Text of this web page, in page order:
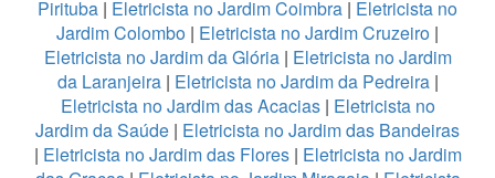
Pirituba | Eletricista no Jardim Coimbra | Eletricista no
Jardim Colombo | Eletricista no Jardim Cruzeiro |
Eletricista no Jardim da Glória| Eletricista no Jardim
da Laranjeira| Eletricista no Jardim da Pedreira|
Eletricista no Jardim das Acacias| Eletricista no
Jardim da Saúde | Eletricista no Jardim das Bandeiras
| Eletricista no Jardim das Flores| Eletricista no Jardim